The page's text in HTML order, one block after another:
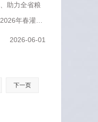
助力全省粮
年春灌用
2026-06-01
下一页